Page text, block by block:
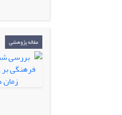
مقاله پژوهشی